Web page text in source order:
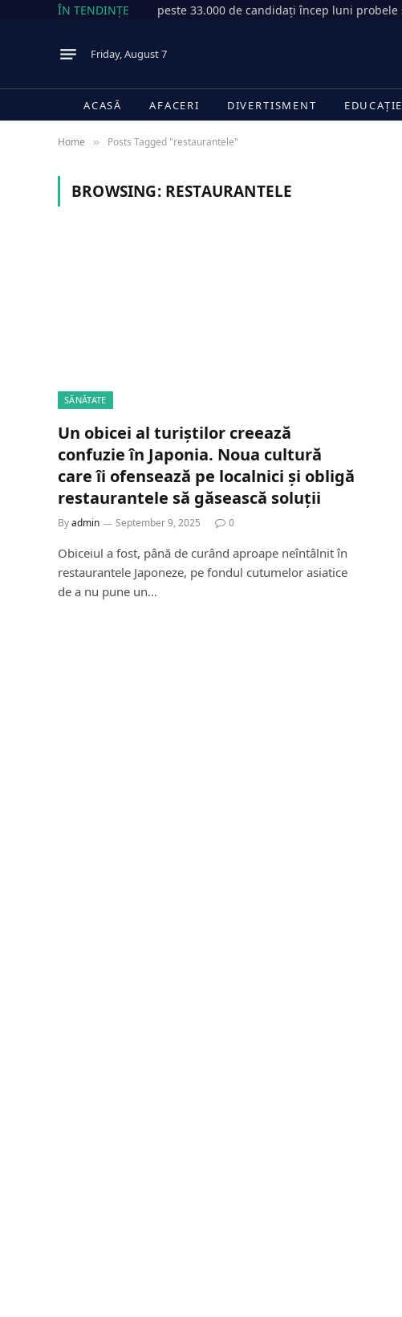
ÎN TENDINȚE
Friday, August 7
ACASĂ AFACERI DIVERTISMENT EDUCAȚIE
Home » Posts Tagged "restaurantele"
BROWSING: RESTAURANTELE
SĂNĂTATE
Un obicei al turiștilor creează
confuzie în Japonia. Noua cultură
care îi ofensează pe localnici și obligă
restaurantele să găsească soluții
Byadmin September 9, 2025 0
Obiceiul a fost, până de curând aproape neîntâlnit în
restaurantele Japoneze, pe fondul cutumelor asiatice
de a nu pune un…